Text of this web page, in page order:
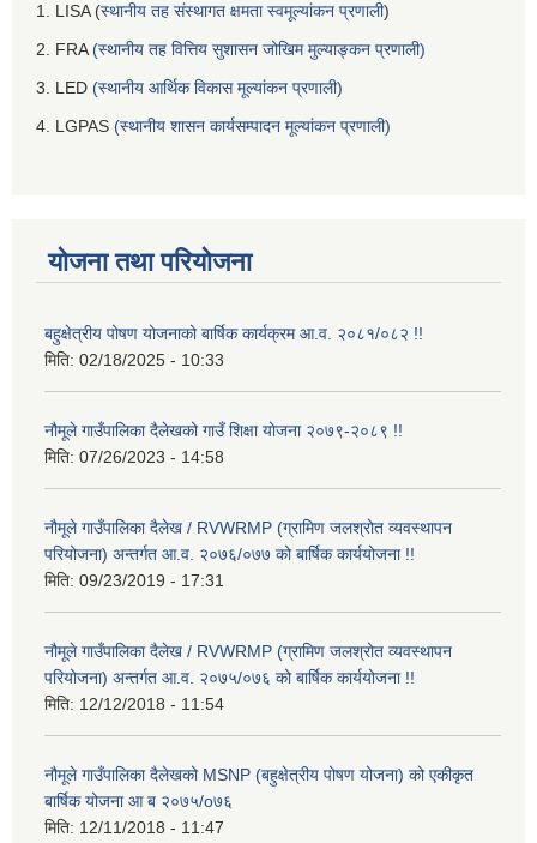
1. LISA (स्थानीय तह संस्थागत क्षमता स्वमूल्यांकन प्रणाली)
2. FRA(स्थानीय तह वित्तिय सुशासन जोखिम मुल्याङ्कन प्रणाली)
3. LED (स्थानीय आर्थिक विकास मूल्यांकन प्रणाली)
4. LGPAS (स्थानीय शासन कार्यसम्पादन मूल्यांकन प्रणाली)
योजना तथा परियोजना
बहुक्षेत्रीय पोषण योजनाको बार्षिक कार्यक्रम आ.व. २०८१/०८२ !!
मिति: 02/18/2025 - 10:33
नौमूले गाउँपालिका दैलेखको गाउँ शिक्षा योजना २०७९-२०८९ !!
मिति: 07/26/2023 - 14:58
नौमूले गाउँपालिका दैलेख / RVWRMP (ग्रामिण जलश्रोत व्यवस्थापन
परियोजना) अन्तर्गत आ.व. २०७६/०७७ को बार्षिक कार्ययोजना !!
मिति: 09/23/2019 - 17:31
नौमूले गाउँपालिका दैलेख / RVWRMP (ग्रामिण जलश्रोत व्यवस्थापन
परियोजना) अन्तर्गत आ.व. २०७५/०७६ को बार्षिक कार्ययोजना !!
मिति: 12/12/2018 - 11:54
नौमूले गाउँपालिका दैलेखको MSNP (बहुक्षेत्रीय पोषण योजना) को एकीकृत
बार्षिक योजना आ ब २०७५/o७६
मिति: 12/11/2018 - 11:47